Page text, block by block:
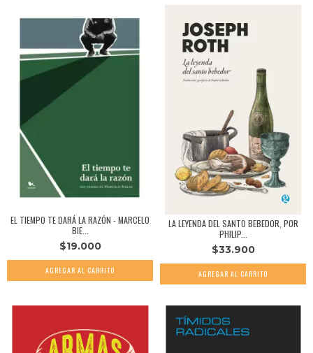
EL TIEMPO TE DARÁ LA RAZÓN - MARCELO
BIE...
$19.000
LA LEYENDA DEL SANTO BEBEDOR, POR
PHILIP...
$33.900